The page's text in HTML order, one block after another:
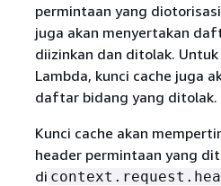
permintaan yang
juga akan menyertakan
diizinkan dan ditolak.
Lambda, kunci cache juga
daftar bidang yang ditolak.
Kunci cache akan
header permintaan yang
di